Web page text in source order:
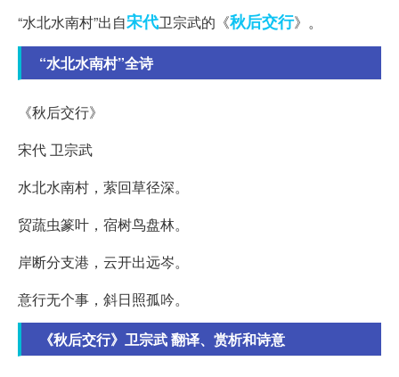
“水北水南村”出自宋代卫宗武的《秋后交行》。
“水北水南村”全诗
《秋后交行》
宋代 卫宗武
水北水南村，萦回草径深。
贸蔬虫篆叶，宿树鸟盘林。
岸断分支港，云开出远岑。
意行无个事，斜日照孤吟。
《秋后交行》卫宗武 翻译、赏析和诗意